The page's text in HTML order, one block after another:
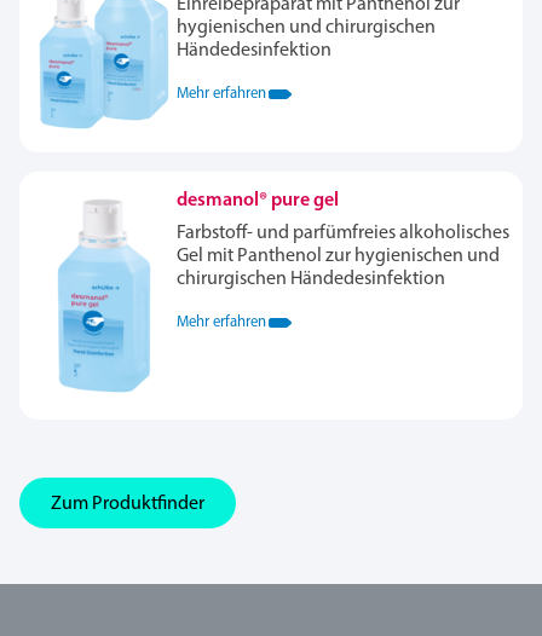
Einreibepräparat mit Panthenol zur
hygienischen und chirurgischen
Händedesinfektion
Mehr erfahren
desmanol® pure gel
Farbstoff- und parfümfreies alkoholisches
Gel mit Panthenol zur hygienischen und
chirurgischen Händedesinfektion
Mehr erfahren
Zum Produktfinder